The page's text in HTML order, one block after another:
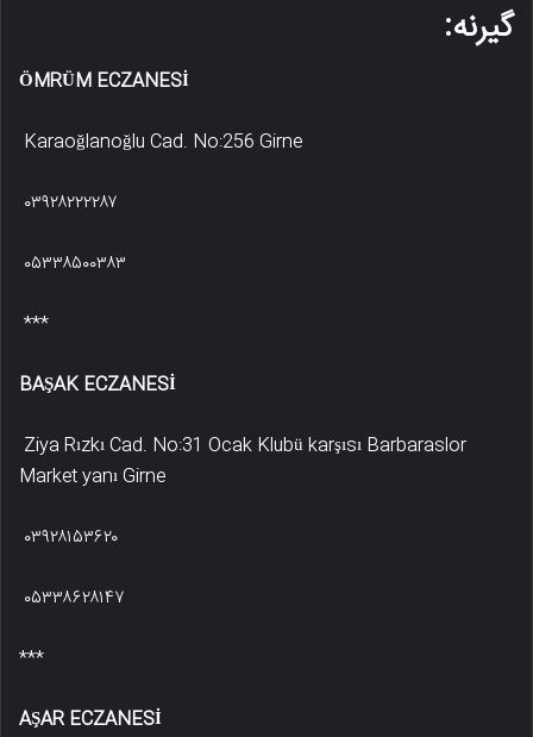
گیرنه:
ÖMRÜM ECZANESİ
Karaoğlanoğlu Cad. No:256 Girne
۰۳۹۲۸۲۲۲۲۸۷
۰۵۳۳۸۵۰۰۳۸۳
***
BAŞAK ECZANESİ
Ziya Rızkı Cad. No:31 Ocak Klubü karşısı Barbaraslor
Market yanı Girne
۰۳۹۲۸۱۵۳۶۲۰
۰۵۳۳۸۶۲۸۱۴۷
***
AŞAR ECZANESİ